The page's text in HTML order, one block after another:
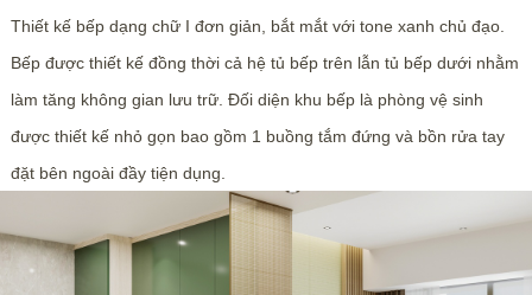
Thiết kế bếp dạng chữ I đơn giản, bắt mắt với tone xanh chủ đạo.
Bếp được thiết kế đồng thời cả hệ tủ bếp trên lẫn tủ bếp dưới nhằm
làm tăng không gian lưu trữ. Đối diện khu bếp là phòng vệ sinh
được thiết kế nhỏ gọn bao gồm 1 buồng tắm đứng và bồn rửa tay
đặt bên ngoài đầy tiện dụng.